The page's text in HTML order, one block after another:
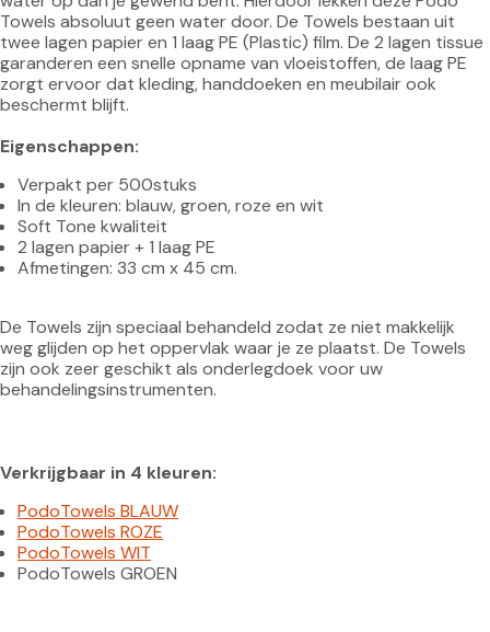
Towels absoluut geen water door. De Towels bestaan uit
twee lagen papier en 1 laag PE (Plastic) film. De 2 lagen tissue
garanderen een snelle opname van vloeistoffen, de laag PE
zorgt ervoor dat kleding, handdoeken en meubilair ook
beschermt blijft.
Eigenschappen:
Verpakt per 500stuks
In de kleuren: blauw, groen, roze en wit
Soft Tone kwaliteit
2 lagen papier + 1 laag PE
Afmetingen: 33 cm x 45 cm.
De Towels zijn speciaal behandeld zodat ze niet makkelijk
weg glijden op het oppervlak waar je ze plaatst. De Towels
zijn ook zeer geschikt als onderlegdoek voor uw
behandelingsinstrumenten.
Verkrijgbaar in 4 kleuren:
PodoTowels BLAUW
PodoTowels ROZE
PodoTowels WIT
PodoTowels GROEN